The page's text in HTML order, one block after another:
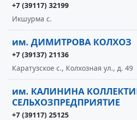
+7 (39117) 32199
Икшурма с.
им. ДИМИТРОВА КОЛХОЗ
+7 (39137) 21136
Каратузское с., Колхозная ул., д. 49
им. КАЛИНИНА
СЕЛЬХОЗПРЕДПРИЯТИЕ
+7 (39117) 25125